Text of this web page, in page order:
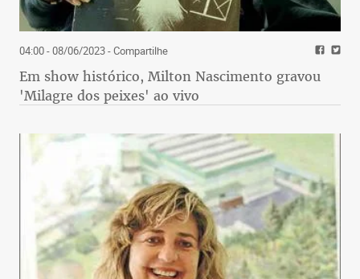
04:00 - 08/06/2023- Compartilhe
Em show histórico, Milton Nascimento gravou
'Milagre dos peixes' ao vivo